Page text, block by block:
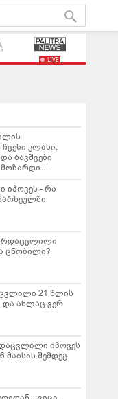
LIVE
კლასი,
ბავშვები
მოზარდი
იპო­ვეს - რა
ცნობილი?
21 წლის
და ახლაც ვერ
იპოვეს
შემდეგ